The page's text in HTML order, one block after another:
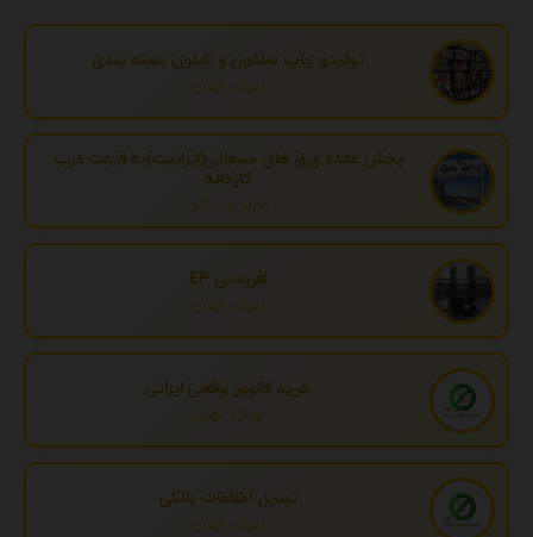
تولیدو چاپ سلفون و نایلون بسته بندی
تهران، تهران
پخش عمده ورق های سیمانی(ایرانیت)به قیمت درب
کارخانه
مازندران، آمل
افزودنی EP
تهران، تهران
خرید فالوور واقعی ایرانی
تهران، تهران
تبدیل اطلاعات بانکی
تهران، تهران